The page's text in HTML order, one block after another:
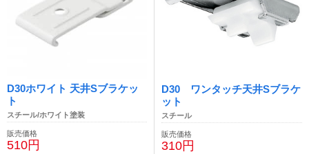
D30ホワイト 天井Sブラケッ
ト
スチール/ホワイト塗装
販売価格
510円
D30 ワンタッチ天井Sブラケ
ット
スチール
販売価格
310円